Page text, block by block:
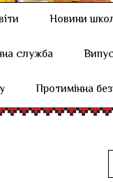
Новини
служба
Протимінна